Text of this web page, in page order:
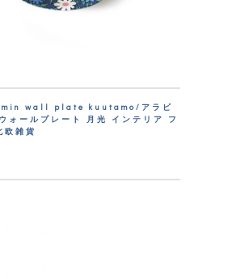
wall plate kuutamo/アラビ
ォールプレート 月光 インテリア フ
欧雑貨